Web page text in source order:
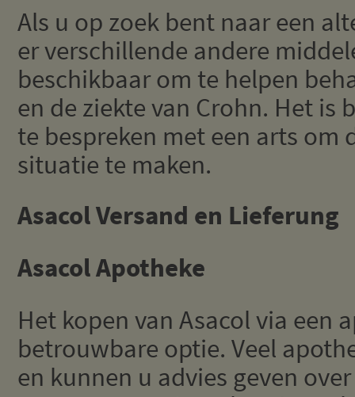
Als u op zoek bent naar een
er verschillende andere
beschikbaar om te helpen
en de ziekte van Crohn. Het is
te bespreken met een arts om
situatie te maken.
Asacol Versand en Lieferung
Asacol Apotheke
Het kopen van Asacol via een
betrouwbare optie. Veel
en kunnen u advies geven